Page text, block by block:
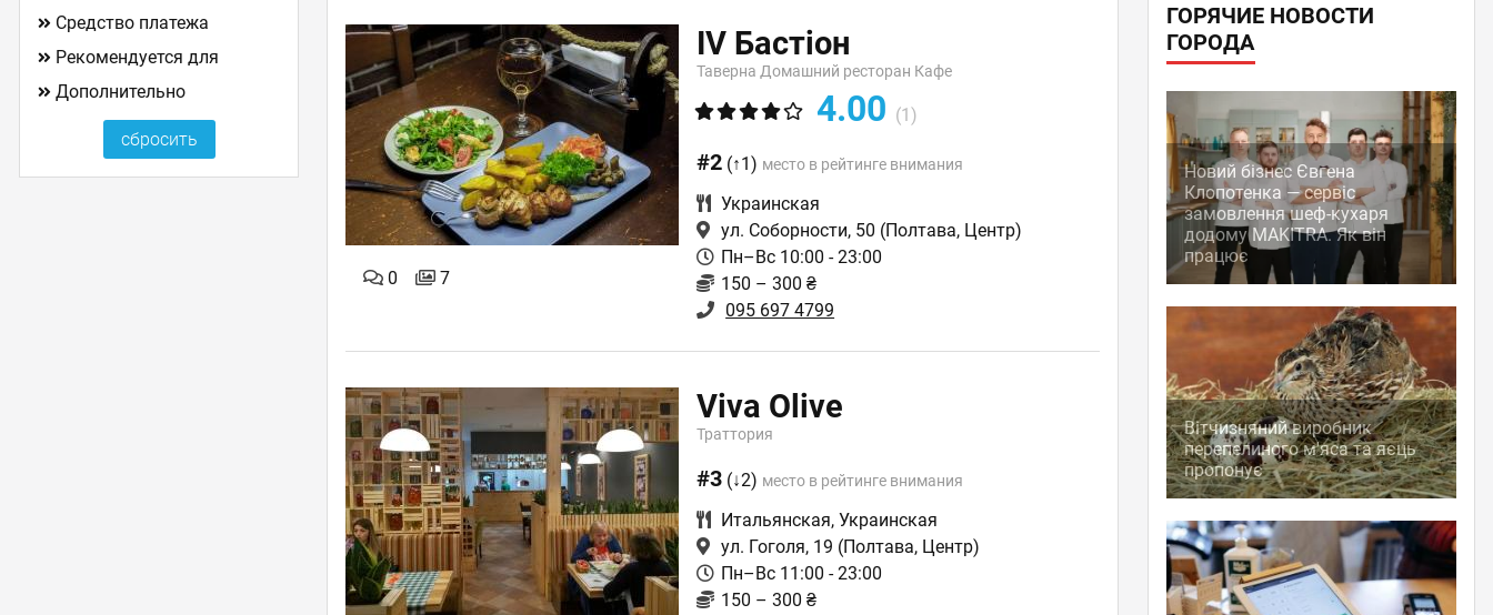
0 7
IV Бастіон
Таверна Домашний ресторан Кафе
4.00 (1)
#2 (↑1) место в рейтинге внимания
Украинская
ул. Соборности, 50 (Полтава, Центр)
Пн–Вс 10:00 - 23:00
150 – 300 ₴
095 697 4799
Viva Olive
Траттория
#3 (↓2) место в рейтинге внимания
Итальянская,Украинская
ул. Гоголя, 19 (Полтава, Центр)
Пн–Вс 11:00 - 23:00
150 – 300 ₴
Средство платежа
Рекомендуется для
Дополнительно
ГОРЯЧИЕ НОВОСТИ
ГОРОДА
Новий бізнес Євгена
Клопотенка — сервіс
замовлення шеф-кухаря
додому MAKITRA. Як він
працює
Вітчизняний виробник
перепелиного м'яса та яєць
пропонує